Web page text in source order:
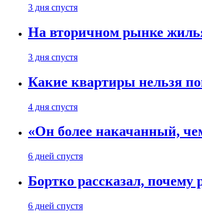
3 дня спустя
На вторичном рынке
3 дня спустя
Какие квартиры нельзя
4 дня спустя
«Он более накачанный,
6 дней спустя
Бортко рассказал,
6 дней спустя